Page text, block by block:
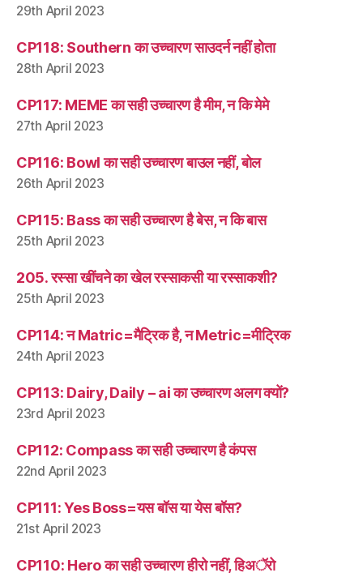
29th April 2023
CP118: Southern का उच्चारण साउदर्न नहीं होता
28th April 2023
CP117: MEME का सही उच्चारण है मीम, न कि मेमे
27th April 2023
CP116: Bowl का सही उच्चारण बाउल नहीं, बोल
26th April 2023
CP115: Bass का सही उच्चारण है बेस, न कि बास
25th April 2023
205. रस्सा खींचने का खेल रस्साकसी या रस्साकशी?
25th April 2023
CP114: न Matric=मैट्रिक है, न Metric=मीट्रिक
24th April 2023
CP113: Dairy, Daily – ai का उच्चारण अलग क्यों?
23rd April 2023
CP112: Compass का सही उच्चारण है कंपस
22nd April 2023
CP111: Yes Boss=यस बॉस या येस बॉस?
21st April 2023
CP110: Hero का सही उच्चारण हीरो नहीं, हिअॅरो